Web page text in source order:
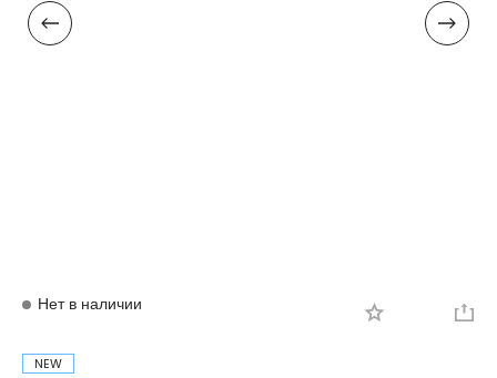
АКСЕССУАРЫ
Нет в наличии
NEW